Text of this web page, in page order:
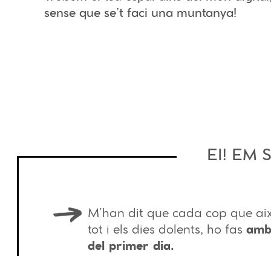
sense que se’t faci una muntanya!
EI! EM
M’han dit que cada cop que
tot i els dies dolents, ho fas
del primer dia.